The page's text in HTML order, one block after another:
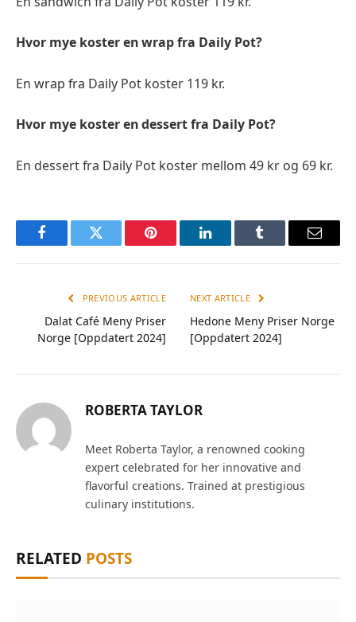
Hvor mye koster en wrap fra Daily Pot?
En wrap fra Daily Pot koster 119 kr.
Hvor mye koster en dessert fra Daily Pot?
En dessert fra Daily Pot koster mellom 49 kr og 69 kr.
FacebookTwitter Pinterest LinkedInTumblr Email
PREVIOUS ARTICLE
Dalat Café Meny Priser
Norge [Oppdatert 2024]
NEXT ARTICLE
Hedone Meny Priser Norge
[Oppdatert 2024]
ROBERTA TAYLOR
Meet Roberta Taylor, a renowned cooking
expert celebrated for her innovative and
flavorful creations. Trained at prestigious
culinary institutions.
RELATED POSTS